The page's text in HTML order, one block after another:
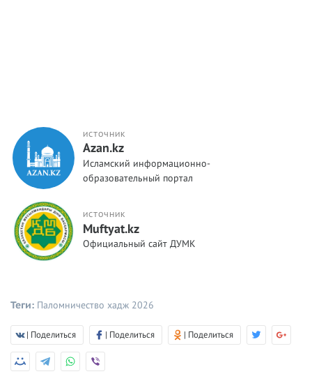
ИСТОЧНИК
Azan.kz
Исламский информационно-
образовательный портал
ИСТОЧНИК
Muftyat.kz
Официальный сайт ДУМК
Теги: Паломничество хадж 2026
| Поделиться | Поделиться | Поделиться